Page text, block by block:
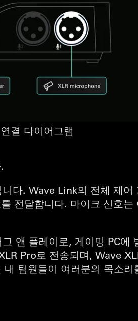
결 다이어그램
다. Wave Link의 전체 제어
전달합니다. 마이크 신호는
앤 플레이로, 게이밍 PC에
Pro로 전송되며, Wave
팀원들이 여러분의 목소리